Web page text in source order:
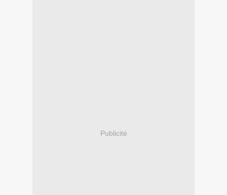
Publicité